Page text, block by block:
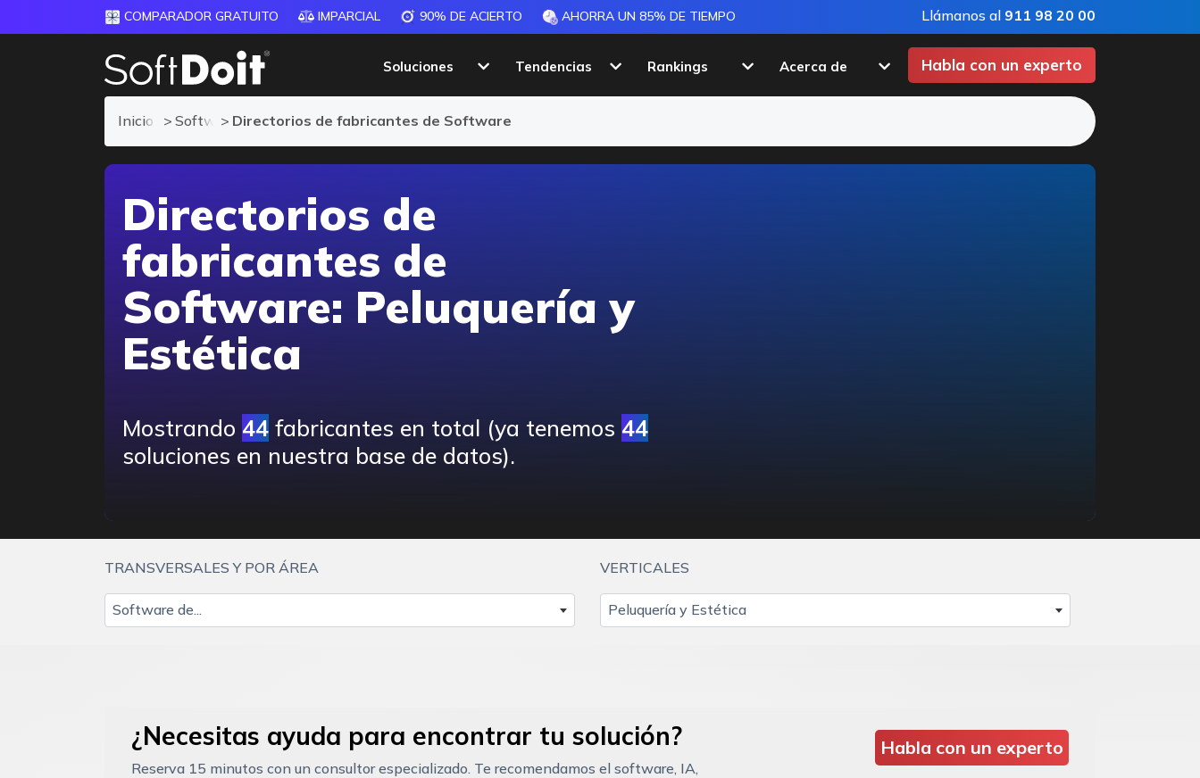
COMPARADOR GRATUITO IMPARCIAL 90% DE ACIERTO AHORRA UN 85% DE TIEMPO Llámanos al 911 98 20 00
Habla con un experto
Soluciones Tendencias Rankings Acerca de
Inicio Software TPV para Peluquería y Estética
Directorios de fabricantes de Software
Directorios de
fabricantes de
Software: Peluquería y
Estética
Mostrando 44 fabricantes en total (ya tenemos 44
soluciones en nuestra base de datos).
TRANSVERSALES Y POR ÁREA
Software de...
VERTICALES
Peluquería y Estética
¿Necesitas ayuda para encontrar tu solución?
Reserva 15 minutos con un consultor especializado. Te recomendamos el software, IA,
Habla con un experto